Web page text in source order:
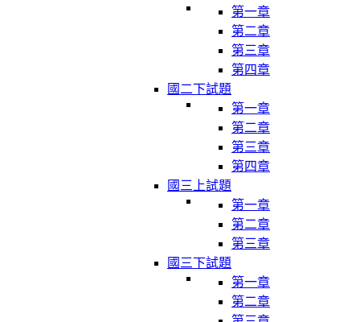
第一章
第二章
第三章
第四章
國二下試題
第一章
第二章
第三章
第四章
國三上試題
第一章
第二章
第三章
國三下試題
第一章
第二章